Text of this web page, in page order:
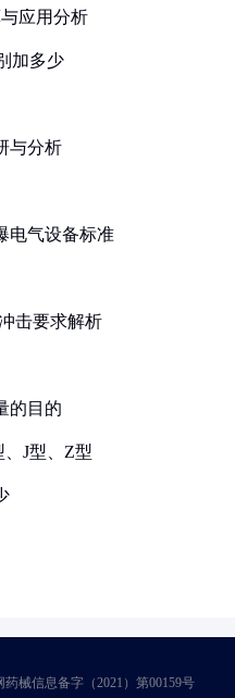
应用分析
加多少
与分析
电气设备标准
击要求解析
的目的
J型、Z型
械信息备字（2021）第00159号